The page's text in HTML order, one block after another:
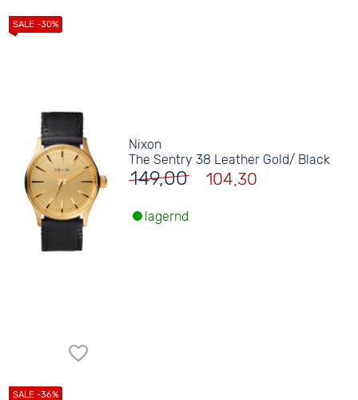
Nixon
The Sentry 38 Leather Gold/ Black
149,00 104,30
lagernd